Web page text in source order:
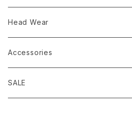
chaoras
D.M.G domingo ドミンゴ
Brocante(ブロカント） domingo
Mountain Johnny
PAPERSKY WEAR
ULSUS ウルサス
服飾雑貨
Head Wear
Accessories
SALE